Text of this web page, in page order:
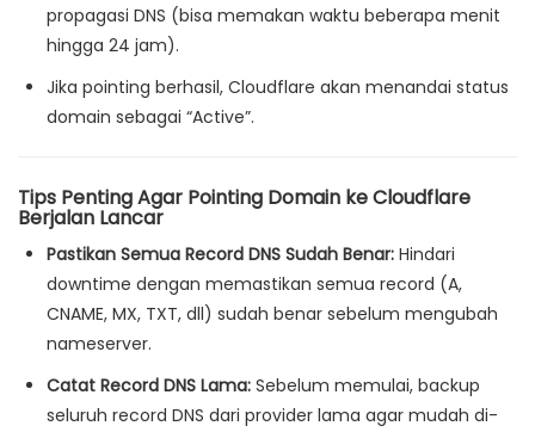
propagasi DNS (bisa memakan waktu beberapa menit
hingga 24 jam).
Jika pointing berhasil, Cloudflare akan menandai status
domain sebagai “Active”.
Tips Penting Agar Pointing Domain ke Cloudflare
Berjalan Lancar
Pastikan Semua Record DNS Sudah Benar: Hindari
downtime dengan memastikan semua record (A,
CNAME, MX, TXT, dll) sudah benar sebelum mengubah
nameserver.
Catat Record DNS Lama: Sebelum memulai, backup
seluruh record DNS dari provider lama agar mudah di-